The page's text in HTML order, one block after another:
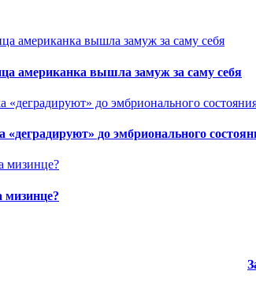
американка вышла замуж за саму себя
до эмбрионального
мизинце?